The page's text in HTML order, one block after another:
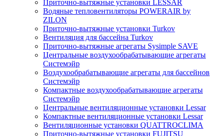
Приточно-вытяжные установки LESSAR
Водяные тепловентиляторы POWERAIR by
ZILON
Приточно-вытяжные установки Turkov
Вентиляция для бассейна Turkov
Приточно-вытяжные агрегаты Sysimple SAVE
Центральные воздухообрабатывающие агрегаты
Системэйр
Воздухообрабатывающие агрегаты для бассейнов
Системэйр
Компактные воздухообрабатывающие агрегаты
Системэйр
Центральные вентиляционные установки Lessar
Компактные вентиляционные установки Lessar
Вентиляционные установки QUATTROCLIMA
Приточно-вытяжные установки FUJITSU